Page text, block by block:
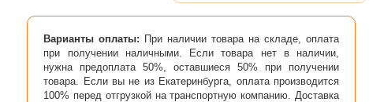
Варианты оплаты: При наличии товара на складе, оплата
при получении наличными. Если товара нет в наличии,
нужна предоплата 50%, оставшиеся 50% при получении
товара. Если вы не из Екатеринбурга, оплата производится
100% перед отгрузкой на транспортную компанию. Доставка